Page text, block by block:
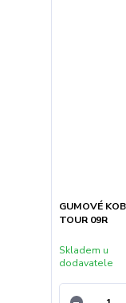
GUMOVÉ
TOUR 09R
Skladem u
dodavatele